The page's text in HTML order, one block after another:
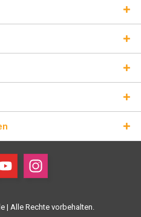
LICENTIESLEUTELS
| Alle Rechte vorbehalten.